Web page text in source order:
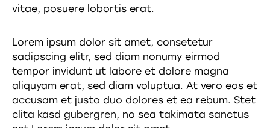
vitae, posuere lobortis erat.
Lorem ipsum dolor sit amet, consetetur
sadipscing elitr, sed diam nonumy eirmod
tempor invidunt ut labore et dolore magna
aliquyam erat, sed diam voluptua. At vero eos et
accusam et justo duo dolores et ea rebum. Stet
clita kasd gubergren, no sea takimata sanctus